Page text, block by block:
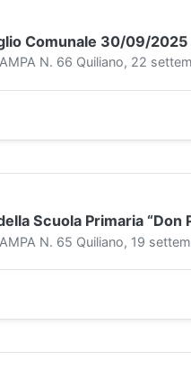
Comunale 30/09/2025
N. 66 Quiliano, 22
Scuola Primaria “Don
N. 65 Quiliano, 19